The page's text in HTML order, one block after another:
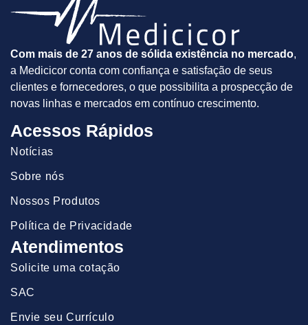
Com mais de 27 anos de sólida existência no mercado,
a Medicicor conta com confiança e satisfação de seus
clientes e fornecedores, o que possibilita a prospecção de
novas linhas e mercados em contínuo crescimento.
Acessos Rápidos
Notícias
Sobre nós
Nossos Produtos
Política de Privacidade
Atendimentos
Solicite uma cotação
SAC
Envie seu Currículo